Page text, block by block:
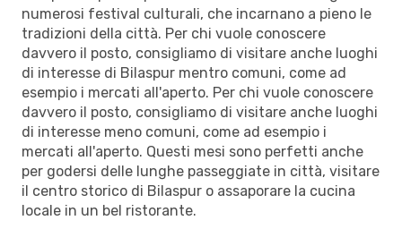
numerosi festival culturali, che incarnano a pieno le
tradizioni della città. Per chi vuole conoscere
davvero il posto, consigliamo di visitare anche luoghi
di interesse di Bilaspur mentro comuni, come ad
esempio i mercati all'aperto. Per chi vuole conoscere
davvero il posto, consigliamo di visitare anche luoghi
di interesse meno comuni, come ad esempio i
mercati all'aperto. Questi mesi sono perfetti anche
per godersi delle lunghe passeggiate in città, visitare
il centro storico di Bilaspur o assaporare la cucina
locale in un bel ristorante.